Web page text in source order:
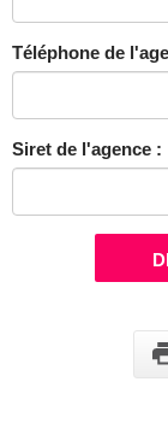
Téléphone de
Siret de l'agence :